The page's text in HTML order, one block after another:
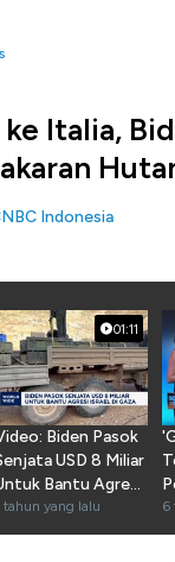
Italia,
Indonesia
01:11
Biden Pasok
USD 8 Miliar
Bantu Agresi
tahun yang lalu 6